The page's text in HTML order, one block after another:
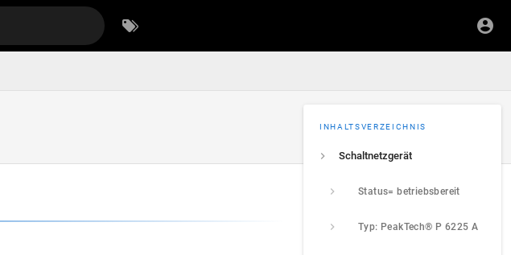
INHALTSVERZEICHNIS
Schaltnetzgerät
Status= betriebsbereit
Typ: PeakTech® P 6225 A